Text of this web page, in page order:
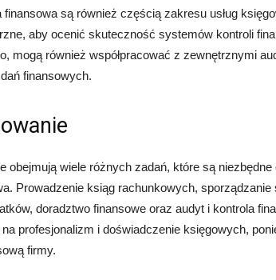
finansowa są również częścią zakresu usług
aby ocenić skuteczność systemów kontroli
mogą również współpracować z zewnętrznymi
finansowych.
obejmują wiele różnych zadań, które są
Prowadzenie ksiąg rachunkowych,
doradztwo finansowe oraz audyt i kontrola
profesjonalizm i doświadczenie księgowych,
firmy.